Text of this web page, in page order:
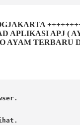
APLIKASI APJ (
AYAM TERBARU